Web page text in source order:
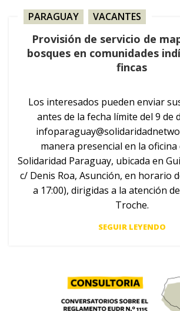
PARAGUAY VACANTES
Provisión de servicio de
bosques en comunidades
fincas
Los interesados pueden enviar
antes de la fecha límite del 9 de
manera presencial en la oficina
Solidaridad Paraguay, ubicada en
c/ Denis Roa, Asunción, en horario
a 17:00), dirigidas a la atención
Troche.
SEGUIR LEYENDO